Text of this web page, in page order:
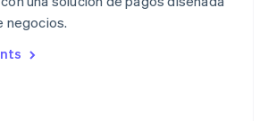
negocios.